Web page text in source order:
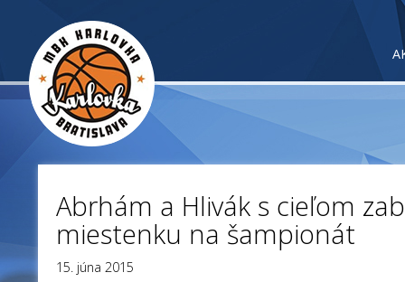
Abrhám a Hlivák s cieľom
miestenku na šampionát
15. júna 2015